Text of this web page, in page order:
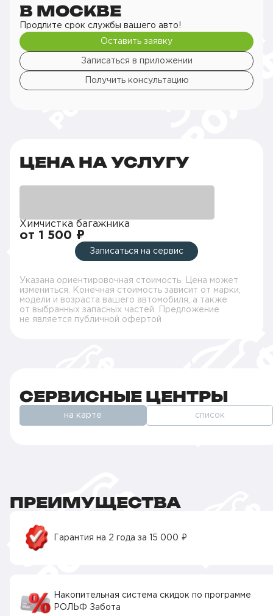
В МОСКВЕ
Продлите срок службы вашего авто!
Оставить заявку
Записаться в приложении
Получить консультацию
ЦЕНА НА УСЛУГУ
Химчистка багажника
от 1 500 ₽
Записаться на сервис
Указана ориентировочная стоимость. Цена может
измениться. Конечная стоимость зависит от марки,
модели и возраста вашего автомобиля, а также
от выбранных запасных частей. Предложение
не является публичной офертой
СЕРВИСНЫЕ ЦЕНТРЫ
на карте список
ПРЕИМУЩЕСТВА
Гарантия на 2 года за 15 000 ₽
Накопительная система скидок по программе
РОЛЬФ Забота